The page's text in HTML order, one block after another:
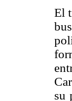
El
su